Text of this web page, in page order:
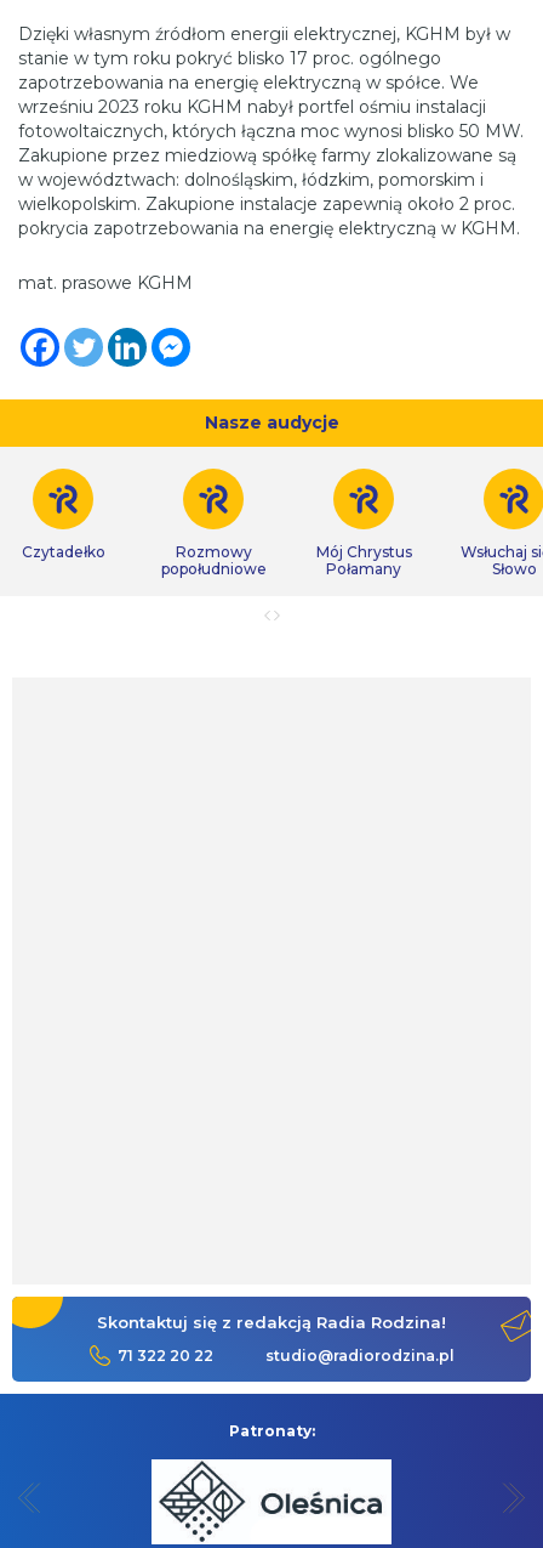
Dzięki własnym źródłom energii elektrycznej, KGHM był w
stanie w tym roku pokryć blisko 17 proc. ogólnego
zapotrzebowania na energię elektryczną w spółce. We
wrześniu 2023 roku KGHM nabył portfel ośmiu instalacji
fotowoltaicznych, których łączna moc wynosi blisko 50 MW.
Zakupione przez miedziową spółkę farmy zlokalizowane są
w województwach: dolnośląskim, łódzkim, pomorskim i
wielkopolskim. Zakupione instalacje zapewnią około 2 proc.
pokrycia zapotrzebowania na energię elektryczną w KGHM.
mat. prasowe KGHM
Nasze audycje
Czytadełko
Rozmowy
popołudniowe
Mój Chrystus
Połamany
Wsłuchaj
Słowo
Skontaktuj się z redakcją Radia Rodzina!
71 322 20 22 studio@radiorodzina.pl
Patronaty: